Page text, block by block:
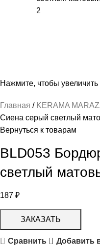
Нажмите, чтобы увеличить
Главная KERAMA
Сиена серый светлый
Вернуться к товарам
BLD053
светлый
187 ₽
ЗАКАЗАТЬ
Сравнить Добавить